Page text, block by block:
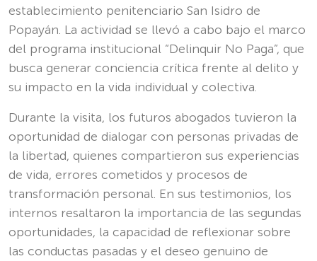
establecimiento penitenciario San Isidro de
Popayán. La actividad se llevó a cabo bajo el marco
del programa institucional “Delinquir No Paga”, que
busca generar conciencia crítica frente al delito y
su impacto en la vida individual y colectiva.
Durante la visita, los futuros abogados tuvieron la
oportunidad de dialogar con personas privadas de
la libertad, quienes compartieron sus experiencias
de vida, errores cometidos y procesos de
transformación personal. En sus testimonios, los
internos resaltaron la importancia de las segundas
oportunidades, la capacidad de reflexionar sobre
las conductas pasadas y el deseo genuino de